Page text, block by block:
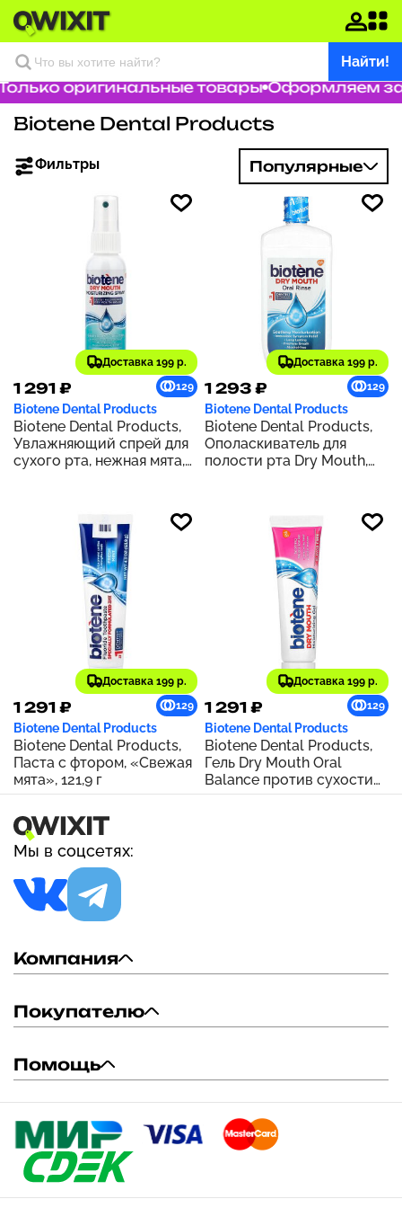
Найти!
оригинальные товары Оформляем
Biotene Dental Products
Фильтры Популярные
Доставка 199 р.
1 291 ₽ 129
Biotene Dental Products
Biotene Dental Products,
Увлажняющий спрей для
сухого рта, нежная мята,
Доставка 199 р.
1 293 ₽ 129
Biotene Dental Products
Biotene Dental Products,
Ополаскиватель для
полости рта Dry Mouth,
Доставка 199 р.
1 291 ₽ 129
Biotene Dental Products
Biotene Dental Products,
Паста с фтором, «Свежая
мята», 121,9 г
Доставка 199 р.
1 291 ₽ 129
Biotene Dental Products
Biotene Dental Products,
Гель Dry Mouth Oral
Balance против сухости
во рту, 42 г
Мы в соцсетях:
Компания
Покупателю
Помощь